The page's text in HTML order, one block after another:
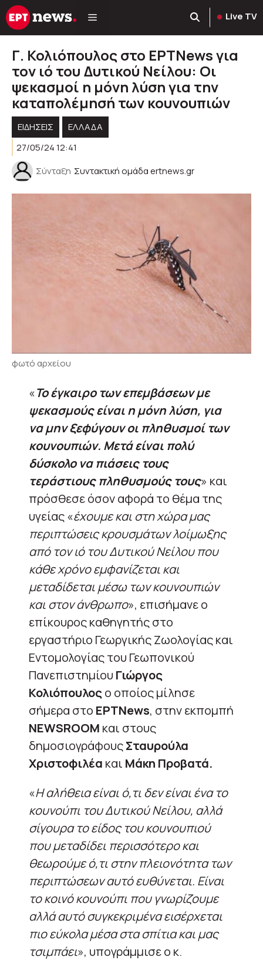
Μετάβαση
σε
Live TV
Γ. Κολιόπουλος στο ΕΡΤNews για
τον ιό του Δυτικού Νείλου: Οι
ψεκασμοί η μόνη λύση για την
καταπολέμησή των κουνουπιών
ΕΙΔΗΣΕΙΣ
ΕΛΛΑΔΑ
27/05/24 12:41
Σύνταξη Συντακτική ομάδα ertnews.gr
φωτό αρχείου
«Το έγκαιρο των επεμβάσεων με
ψεκασμούς είναι η μόνη λύση, για
να μην ξεφύγουν οι πληθυσμοί των
κουνουπιών. Μετά είναι πολύ
δύσκολο να πιάσεις τους
τεράστιους πληθυσμούς τους» και
πρόσθεσε όσον αφορά το θέμα της
υγείας «έχουμε και στη χώρα μας
περιπτώσεις κρουσμάτων λοίμωξης
από τον ιό του Δυτικού Νείλου που
κάθε χρόνο εμφανίζεται και
μεταδίδεται μέσω των κουνουπιών
και στον άνθρωπο», επισήμανε ο
επίκουρος καθηγητής στο
εργαστήριο Γεωργικής Ζωολογίας και
Εντομολογίας του Γεωπονικού
Πανεπιστημίου Γιώργος
Κολιόπουλοςο οποίος μίλησε
σήμερα στο ΕΡΤNews, στην εκπομπή
NEWSROOM και στους
δημοσιογράφουςΣταυρούλα
Χριστοφιλέα και Μάκη Προβατά.
«Η αλήθεια είναι ό,τι δεν είναι ένα το
κουνούπι του Δυτικού Νείλου, αλλά
σίγουρα το είδος του κουνουπιού
που μεταδίδει περισσότερο και
θεωρούμε ό,τι στην πλειονότητα των
περιπτώσεων αυτό ευθύνεται. Είναι
το κοινό κουνούπι που γνωρίζουμε
αλλά αυτό συγκεκριμένα εισέρχεται
πιο εύκολα μέσα στα σπίτια και μας
τσιμπάει», υπογράμμισε ο κ.